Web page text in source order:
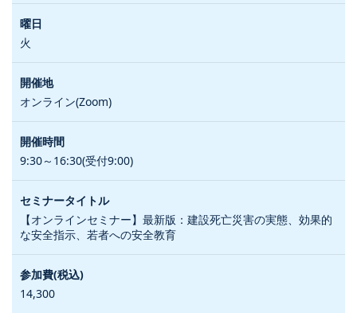
火
オンライン(Zoom)
9:30～16:30(受付9:00)
【オンラインセミナー】最新版：建設死亡災害の実態、効果的
な安全指示、若者への安全教育
14,300